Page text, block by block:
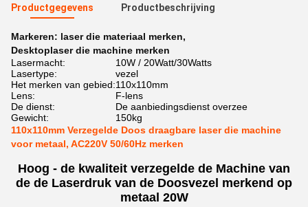
Productgegevens Productbeschrijving
Markeren: laser die materiaal merken,
Desktoplaser die machine merken
Lasermacht:
10W / 20Watt/30Watts
Lasertype:
vezel
Het merken van gebied:110x110mm
Lens:
F-lens
De dienst:
De aanbiedingsdienst overzee
Gewicht:
150kg
110x110mm Verzegelde Doos draagbare laser die machine
voor metaal, AC220V 50/60Hz merken
Hoog - de kwaliteit verzegelde de Machine van
de de Laserdruk van de Doosvezel merkend op
metaal 20W